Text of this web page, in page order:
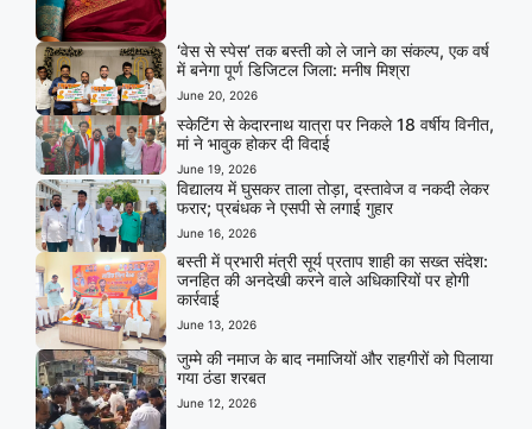
‘वेस से स्पेस’ तक बस्ती को ले जाने का संकल्प, एक वर्ष
में बनेगा पूर्ण डिजिटल जिला: मनीष मिश्रा
June 20, 2026
स्केटिंग से केदारनाथ यात्रा पर निकले 18 वर्षीय विनीत,
मां ने भावुक होकर दी विदाई
June 19, 2026
विद्यालय में घुसकर ताला तोड़ा, दस्तावेज व नकदी लेकर
फरार; प्रबंधक ने एसपी से लगाई गुहार
June 16, 2026
बस्ती में प्रभारी मंत्री सूर्य प्रताप शाही का सख्त संदेश:
जनहित की अनदेखी करने वाले अधिकारियों पर होगी
कार्रवाई
June 13, 2026
जुम्मे की नमाज के बाद नमाजियों और राहगीरों को पिलाया
गया ठंडा शरबत
June 12, 2026